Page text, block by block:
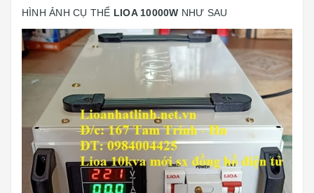
HÌNH ẢNH CỤ THỂ LIOA 10000W NHƯ SAU